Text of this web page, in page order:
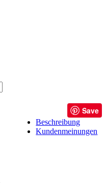
Save
Beschreibung
Kundenmeinungen